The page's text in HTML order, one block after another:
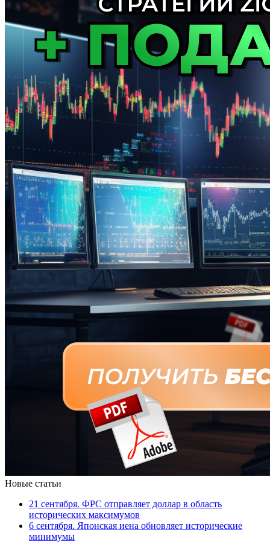
Новые статьи
21 сентября. ФРС отправляет доллар в область
исторических максимумов
6 сентября. Японская иена обновляет исторические
минимумы